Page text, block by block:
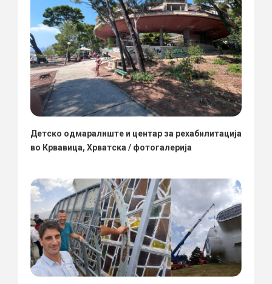
Детско одмаралиште и центар за рехабилитација
во Крвавица, Хрватска / фотогалерија